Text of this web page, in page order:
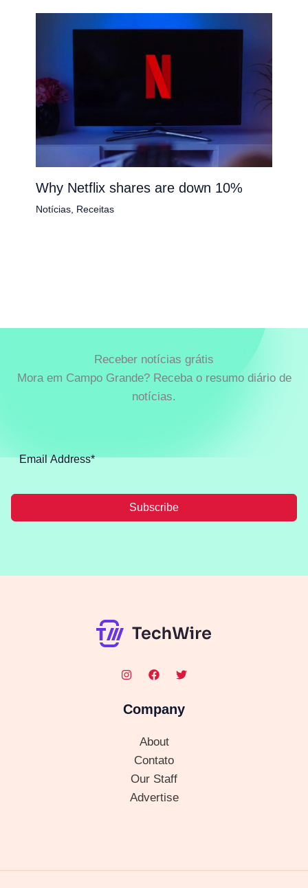
Why Netflix shares are down 10%
Notícias, Receitas
Receber notícias grátis
Mora em Campo Grande? Receba o resumo diário de
notícias.
Subscribe
Company
About
Contato
Our Staff
Advertise